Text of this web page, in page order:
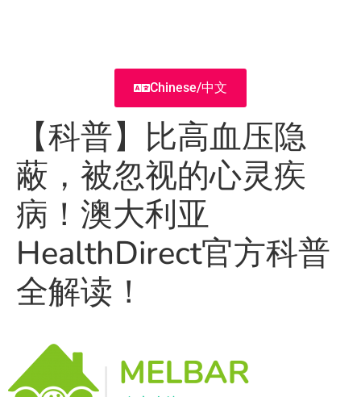
Chinese/中文
【科普】比高血压隐
蔽，被忽视的心灵疾
病！澳大利亚
HealthDirect官方科普
全解读！